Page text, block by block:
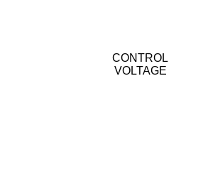
CONTROL
VOLTAGE